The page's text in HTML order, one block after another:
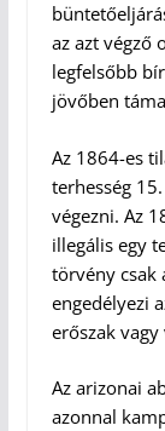
az azt végző
legfelsőbb
jövőben
Az 1864-es
terhesség
végezni. Az
illegális egy
törvény csak
engedélyezi
erőszak
Az arizonai
azonnal